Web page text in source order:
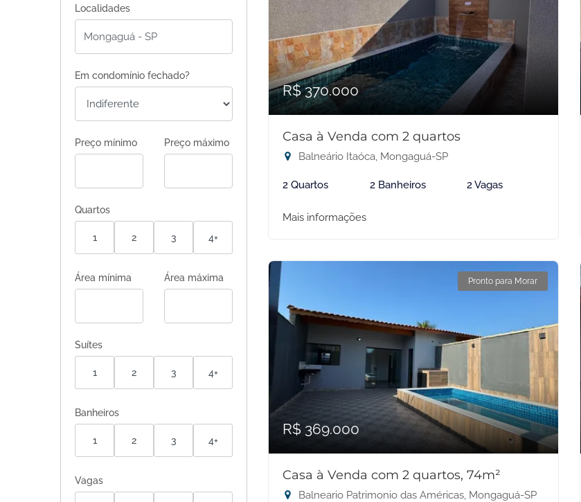
Localidades
Em condomínio fechado?
Preço mínimo Preço máximo
Quartos
1 2 3 4+
Área mínima Área máxima
Suítes
1 2 3 4+
Banheiros
1 2 3 4+
Vagas
R$ 370.000
Casa à Venda com 2 quartos
Balneário Itaóca, Mongaguá-SP
2 Quartos 2 Banheiros 2 Vagas
Mais informações
Pronto para Morar
R$ 369.000
Casa à Venda com 2 quartos, 74m²
Balneario Patrimonio das Américas, Mongaguá-SP